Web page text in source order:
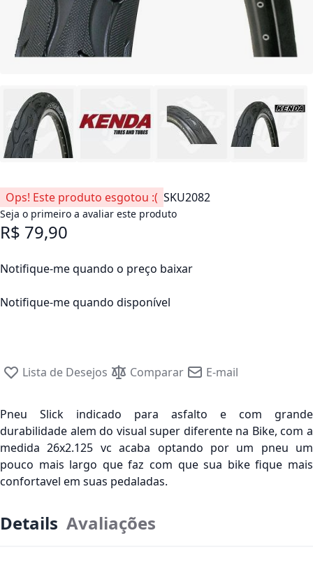
Ops! Este produto esgotou :( SKU2082
Seja o primeiro a avaliar este produto
R$ 79,90
Notifique-me quando o preço baixar
Notifique-me quando disponível
Lista de Desejos Comparar E-mail
Pneu Slick indicado para asfalto e com grande
durabilidade alem do visual super diferente na Bike, com a
medida 26x2.125 vc acaba optando por um pneu um
pouco mais largo que faz com que sua bike fique mais
confortavel em suas pedaladas.
Details Avaliações